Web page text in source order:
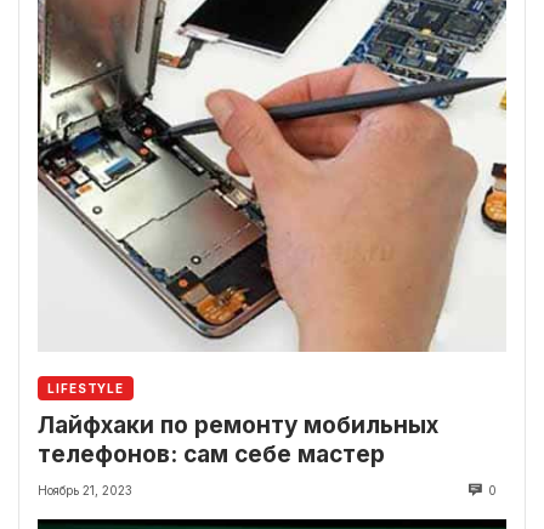
LIFESTYLE
Лайфхаки по ремонту мобильных
телефонов: сам себе мастер
Ноябрь 21, 2023 0